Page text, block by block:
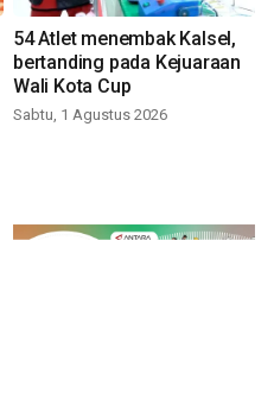
54 Atlet menembak Kalsel,
bertanding pada Kejuaraan
Wali Kota Cup
Sabtu, 1 Agustus 2026